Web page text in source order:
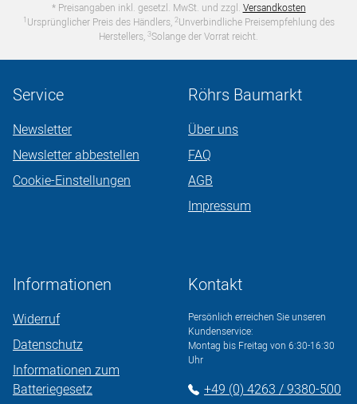
* Preisangaben inkl. gesetzl. MwSt. und zzgl. Versandkosten
1 Ursprünglicher Preis des Händlers, 2Unverbindliche Preisempfehlung des
Herstellers, 3Solange der Vorrat reicht.
Service
Newsletter
Newsletter abbestellen
Cookie-Einstellungen
Röhrs Baumarkt
Über uns
FAQ
AGB
Impressum
Informationen
Widerruf
Datenschutz
Informationen zum
Batteriegesetz
Kontakt
Persönlich erreichen Sie unseren
Kundenservice:
Montag bis Freitag von 6:30-16:30
Uhr
+49 (0) 4263 / 9380-500